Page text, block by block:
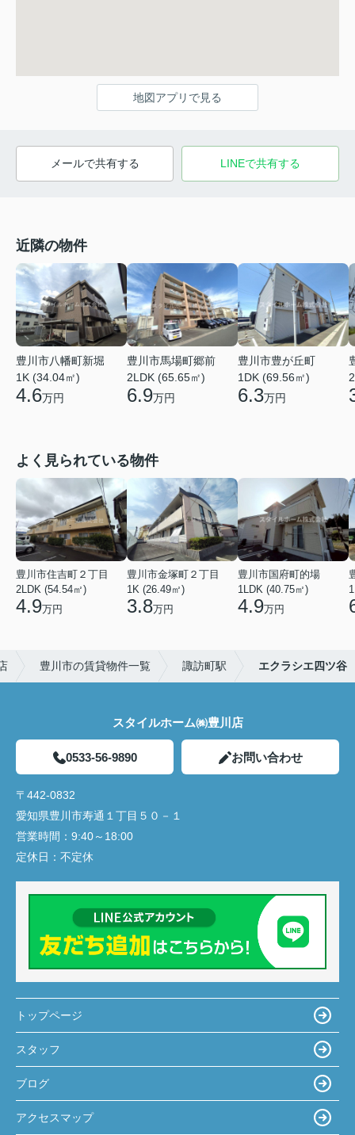
地図アプリで見る
メールで共有する LINEで共有する
近隣の物件
豊川市八幡町新堀
1K (34.04㎡)
4.6万円
豊川市馬場町郷前
2LDK (65.65㎡)
6.9万円
豊川市豊が丘町
1DK (69.56㎡)
6.3万円
よく見られている物件
豊川市住吉町２丁目
2LDK (54.54㎡)
4.9万円
豊川市金塚町２丁目
1K (26.49㎡)
3.8万円
豊川市国府町的場
1LDK (40.75㎡)
4.9万円
豊川市の賃貸物件一覧 諏訪町駅 エクラシエ四ツ谷
スタイルホーム㈱豊川店
0533-56-9890 お問い合わせ
〒442-0832
愛知県豊川市寿通１丁目５０－１
営業時間： 9:40～18:00
定休日： 不定休
トップページ
スタッフ
ブログ
アクセスマップ